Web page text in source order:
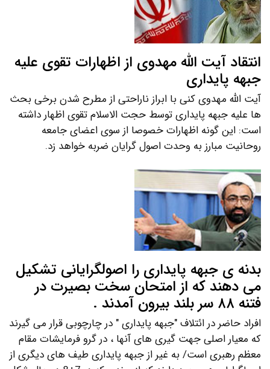
انتقاد آیت الله مهدوی از اظهارات تقوی علیه
جبهه پایداری
آیت الله مهدوی کنی با ابراز ناراحتی از مطرح شدن برخی بحث
ها علیه جبهه پایداری توسط حجت الاسلام تقوی اظهار داشته
است: این گونه اظهارات خصوصا از سوی اعضای جامعه
روحانیت مبارز به وحدت اصول گرایان ضربه خواهد زد.
بدنه ی جبهه پایداری را اصولگرایانی تشکیل
می دهند که از امتحان سخت بصیرت در
فتنه ۸۸ سر بلند بیرون آمدند .
افراد حاضر در ائتلاف "جبهه پایداری " در چارچوبی قرار می گیرند
که معیار اصلی جهت گیری های آنها ، در گرو فرمایشات مقام
معظم رهبری است/ به غیر از جبهه پایداری طیف های دیگری از